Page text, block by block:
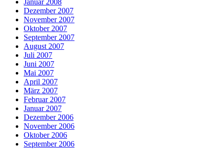
Januar 2008
Dezember 2007
November 2007
Oktober 2007
September 2007
August 2007
Juli 2007
Juni 2007
Mai 2007
April 2007
März 2007
Februar 2007
Januar 2007
Dezember 2006
November 2006
Oktober 2006
September 2006